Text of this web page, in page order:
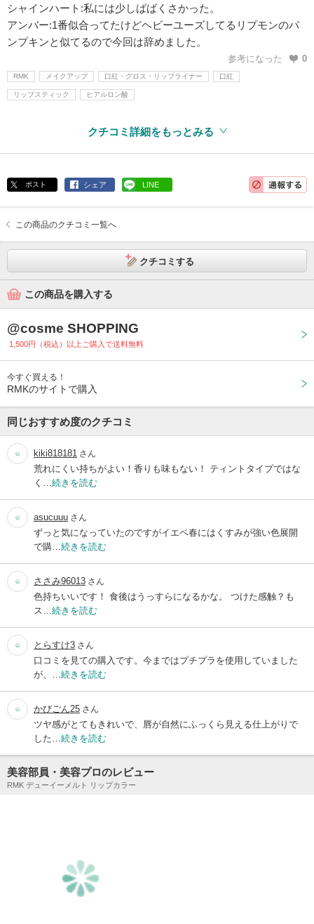
シャインハート:私には少しばばくさかった。
アンバー:1番似合ってたけどヘビーユーズしてるリプモンのパ
ンプキンと似てるので今回は辞めました。
参考になった 0
RMK メイクアップ 口紅・グロス・リップライナー 口紅
リップスティック ヒアルロン酸
クチコミ詳細をもっとみる
ポスト シェア LINE
この商品のクチコミ一覧へ
クチコミする
この商品を購入する
@cosme SHOPPING
1,500円（税込）以上ご購入で送料無料
今すぐ買える！
RMKのサイトで購入
同じおすすめ度のクチコミ
kiki818181 さん
荒れにくい持ちがよい！香りも味もない！ ティントタイプではな
く… 続きを読む
asucuuu さん
ずっと気になっていたのですがイエベ春にはくすみが強い色展開
で購… 続きを読む
ささみ96013 さん
色持ちいいです！ 食後はうっすらになるかな。 つけた感触？も
ス… 続きを読む
とらすけ3 さん
口コミを見ての購入です。今まではプチプラを使用していました
が、… 続きを読む
かびごん25 さん
ツヤ感がとてもきれいで、唇が自然にふっくら見える仕上がりで
した… 続きを読む
美容部員・美容プロのレビュー
RMK デューイーメルト リップカラー